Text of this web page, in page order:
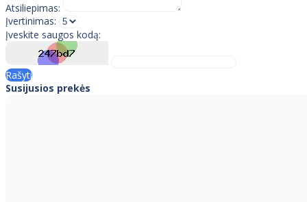
Atsiliepimas:
Įvertinimas:
Įveskite saugos kodą:
Rašyti
Susijusios prekės